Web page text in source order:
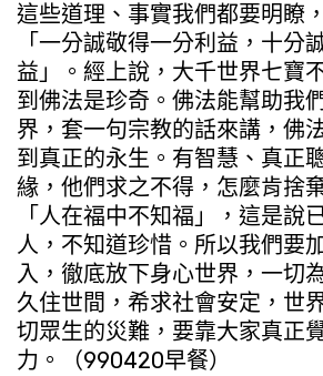
這些道理、事實我們都要明瞭
「一分誠敬得一分利益，十分
益」。經上說，大千世界七寶
到佛法是珍奇。佛法能幫助我
界，套一句宗教的話來講，佛
到真正的永生。有智慧、真正
緣，他們求之不得，怎麼肯捨
「人在福中不知福」，這是說
人，不知道珍惜。所以我們要
入，徹底放下身心世界，一切
久住世間，希求社會安定，世
切眾生的災難，要靠大家真正
力。（990420早餐）